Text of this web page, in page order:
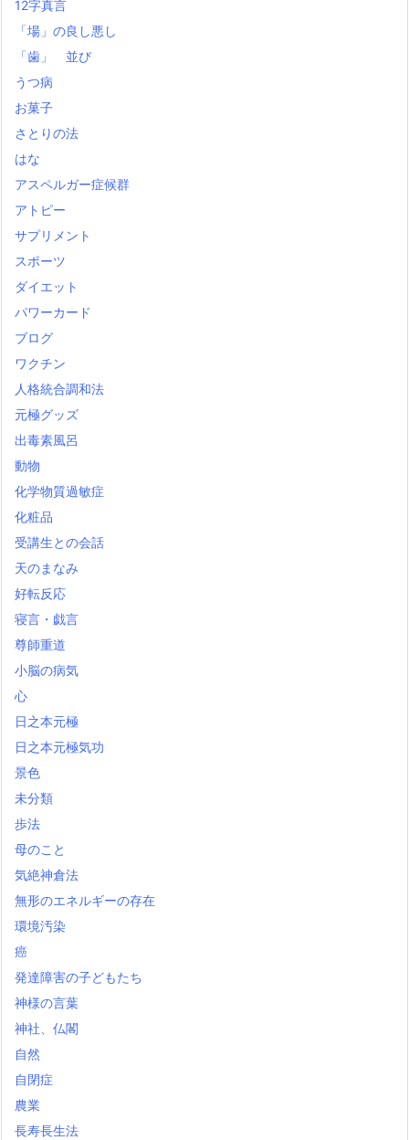
12字真言
「場」の良し悪し
「歯」 並び
うつ病
お菓子
さとりの法
はな
アスペルガー症候群
アトピー
サプリメント
スポーツ
ダイエット
パワーカード
ブログ
ワクチン
人格統合調和法
元極グッズ
出毒素風呂
動物
化学物質過敏症
化粧品
受講生との会話
天のまなみ
好転反応
寝言・戯言
尊師重道
小脳の病気
心
日之本元極
日之本元極気功
景色
未分類
歩法
母のこと
気絶神倉法
無形のエネルギーの存在
環境汚染
癌
発達障害の子どもたち
神様の言葉
神社、仏閣
自然
自閉症
農業
長寿長生法